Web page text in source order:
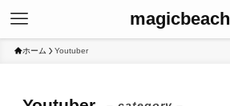
magicbeach
ホーム Youtuber